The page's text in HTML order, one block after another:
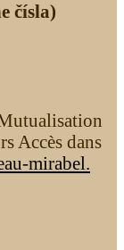
čísla)
Accès dans
mirabel.